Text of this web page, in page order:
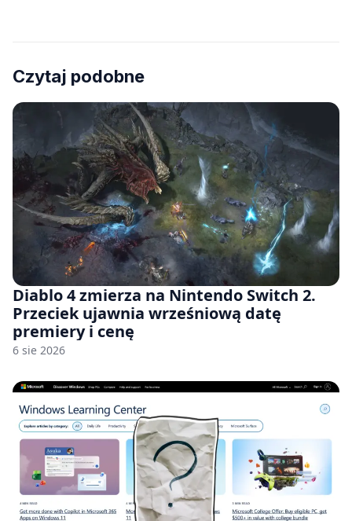
Czytaj podobne
Diablo 4 zmierza na Nintendo Switch 2.
Przeciek ujawnia wrześniową datę
premiery i cenę
6 sie 2026